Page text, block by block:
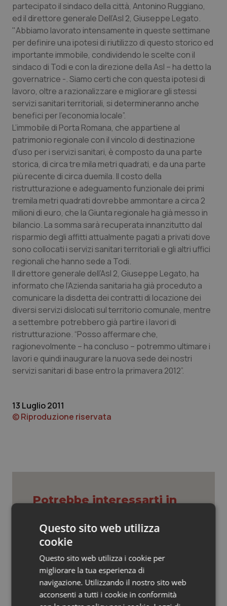
Friuli Venezia Giulia
Lazio
Liguria
Lombardia
Marche
Molise
Piemonte
Provincia Autonoma di Bolzano
Provincia Autonoma di Trento
Puglia
Sardegna
Sicilia
Toscana
Umbria
Veneto
Dermatite Atopica
Diabete & glucometri
Disturbi dell’umore
Dolore
Donna & Salute
Epatiti
HIV
Infezioni & Febbre
Ipertensione & Scompenso
Malattie rare
Malattia di Crohn & Rettocolite Ulcerosa
Neuroscienze & patologie neurodegenerative
Obesità
Oftalmologia
Oncoematologia
Quotidiano Oncologia
Quotidiano Pediatria
Rene & patologie urogenitali
partecipato il sindaco della città, Antonino Ruggiano,
ed il direttore generale Dell’Asl 2, Giuseppe Legato.
"Abbiamo lavorato intensamente in queste settimane
per definire una ipotesi di riutilizzo di questo storico ed
importante immobile, condividendo le scelte con il
sindaco di Todi e con la direzione della Asl – ha detto la
governatrice -. Siamo certi che con questa ipotesi di
lavoro, oltre a razionalizzare e migliorare gli stessi
servizi sanitari territoriali, si determineranno anche
benefici per l’economia locale”.
L’immobile di Porta Romana, che appartiene al
patrimonio regionale con il vincolo di destinazione
d’uso per i servizi sanitari, è composto da una parte
storica, di circa tre mila metri quadrati, e da una parte
più recente di circa duemila. Il costo della
ristrutturazione e adeguamento funzionale dei primi
tremila metri quadrati dovrebbe ammontare a circa 2
milioni di euro, che la Giunta regionale ha già messo in
bilancio. La somma sarà recuperata innanzitutto dal
risparmio degli affitti attualmente pagati a privati dove
sono collocati i servizi sanitari territoriali e gli altri uffici
regionali che hanno sede a Todi.
Il direttore generale dell’Asl 2, Giuseppe Legato, ha
informato che l’Azienda sanitaria ha già proceduto a
comunicare la disdetta dei contratti di locazione dei
diversi servizi dislocati sul territorio comunale, mentre
a settembre potrebbero già partire i lavori di
ristrutturazione. “Posso affermare che,
ragionevolmente – ha concluso – potremmo ultimare i
lavori e quindi inaugurare la nuova sede dei nostri
servizi sanitari di base entro la primavera 2012”.
13 Luglio 2011
© Riproduzione riservata
Potrebbe interessarti in
Settimana della Scienza dello
Spallanzani: capire la ricerca per
comprendere il presente
Regione Lombardia scrive al ministro
Questo sito web utilizza
cookie
Questo sito web utilizza i cookie per
migliorare la tua esperienza di
navigazione. Utilizzando il nostro sito web
acconsenti a tutti i cookie in conformità